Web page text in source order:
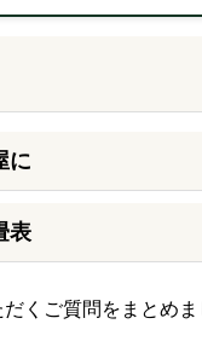
に
表
ご質問をまとめ